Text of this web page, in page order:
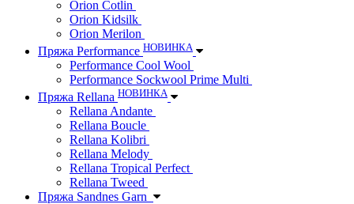
Orion Cotlin
Orion Kidsilk
Orion Merilon
Пряжа Performance НОВИНКА
Performance Cool Wool
Performance Sockwool Prime Multi
Пряжа Rellana НОВИНКА
Rellana Andante
Rellana Boucle
Rellana Kolibri
Rellana Melody
Rellana Tropical Perfect
Rellana Tweed
Пряжа Sandnes Garn